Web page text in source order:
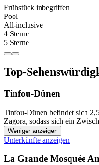
Frühstück inbegriffen
Pool
All-inclusive
4 Sterne
5 Sterne
Top-
Tinfou-Dünen
Tinfou-Dünen befindet sich
Zagora, sodass sich ein
Weniger anzeigen
Unterkünfte anzeigen
La Grande Mosquée